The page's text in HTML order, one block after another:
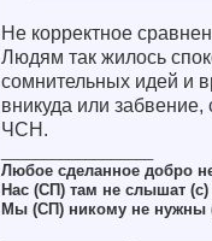
Не корректное
Людям так жилось
сомнительных идей и
вникуда или
ЧСН.
Любое сделанное добро
Нас (СП) там не слышат
Мы (СП) никому не нужны